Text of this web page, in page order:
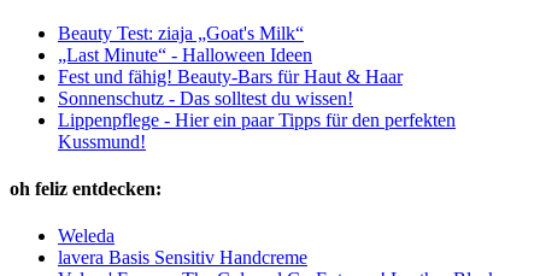
Beauty Test: ziaja „Goat's Milk“
„Last Minute“ - Halloween Ideen
Fest und fähig! Beauty-Bars für Haut & Haar
Sonnenschutz - Das solltest du wissen!
Lippenpflege - Hier ein paar Tipps für den perfekten
Kussmund!
oh feliz entdecken:
Weleda
lavera Basis Sensitiv Handcreme